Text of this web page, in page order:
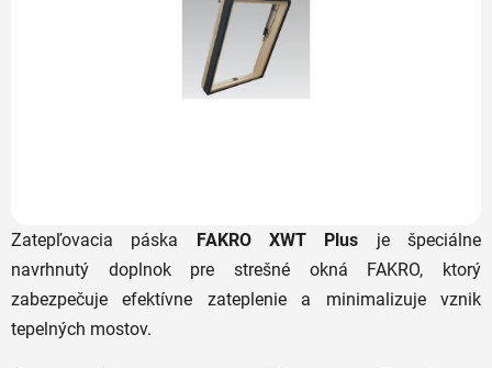
Zatepľovacia páska FAKRO XWT Plus je špeciálne
navrhnutý doplnok pre strešné okná FAKRO, ktorý
zabezpečuje efektívne zateplenie a minimalizuje vznik
tepelných mostov.